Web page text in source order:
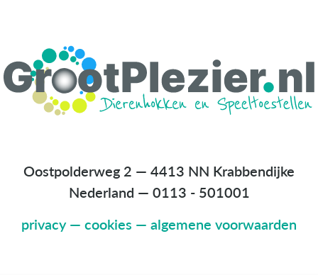
Oostpolderweg 2 — 4413 NN Krabbendijke
Nederland — 0113 - 501001
privacy— cookies — algemene voorwaarden